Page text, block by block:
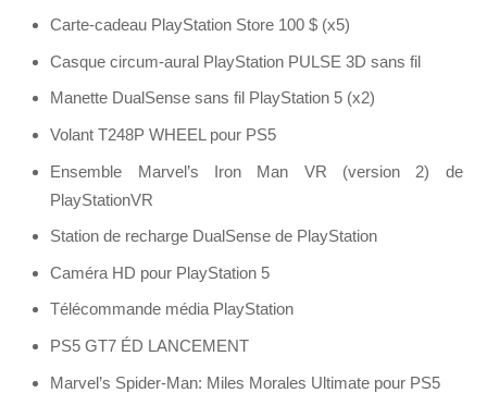
Carte-cadeau PlayStation Store 100 $ (x5)
Casque circum-aural PlayStation PULSE 3D sans fil
Manette DualSense sans fil PlayStation 5 (x2)
Volant T248P WHEEL pour PS5
Ensemble Marvel’s Iron Man VR (version 2) de
PlayStationVR
Station de recharge DualSense de PlayStation
Caméra HD pour PlayStation 5
Télécommande média PlayStation
PS5 GT7 ÉD LANCEMENT
Marvel’s Spider-Man: Miles Morales Ultimate pour PS5